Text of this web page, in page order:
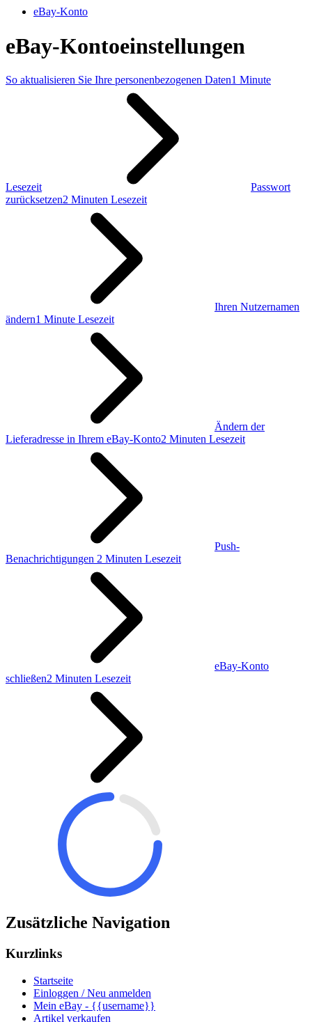
eBay-Konto
eBay-Kontoeinstellungen
So aktualisieren Sie Ihre personenbezogenen Daten1 Minute
Lesezeit
Passwort
zurücksetzen2 Minuten Lesezeit
Ihren Nutzernamen
ändern1 Minute Lesezeit
Ändern der
Lieferadresse in Ihrem eBay-Konto2 Minuten Lesezeit
Push-
Benachrichtigungen 2 Minuten Lesezeit
eBay-Konto
schließen2 Minuten Lesezeit
Zusätzliche Navigation
Kurzlinks
Startseite
Einloggen / Neu anmelden
Mein eBay - {{username}}
Artikel verkaufen